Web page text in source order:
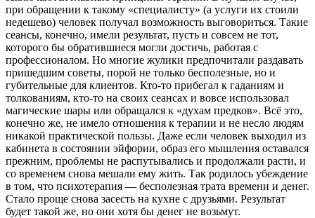
при обращении к такому «специалисту» (а услуги их стоили
недешево) человек получал возможность выговориться. Такие
сеансы, конечно, имели результат, пусть и совсем не тот,
которого бы обратившиеся могли достичь, работая с
профессионалом. Но многие жулики предпочитали раздавать
пришедшим советы, порой не только бесполезные, но и
губительные для клиентов. Кто-то прибегал к гаданиям и
толкованиям, кто-то на своих сеансах и вовсе использовал
магические шары или обращался к «духам предков». Всё это,
конечно же, не имело отношения к терапии и не несло людям
никакой практической пользы. Даже если человек выходил из
кабинета в состоянии эйфории, образ его мышления оставался
прежним, проблемы не распутывались и продолжали расти, и
со временем снова мешали ему жить. Так родилось убеждение
в том, что психотерапия — бесполезная трата времени и денег.
Стало проще снова засесть на кухне с друзьями. Результат
будет такой же, но они хотя бы денег не возьмут.